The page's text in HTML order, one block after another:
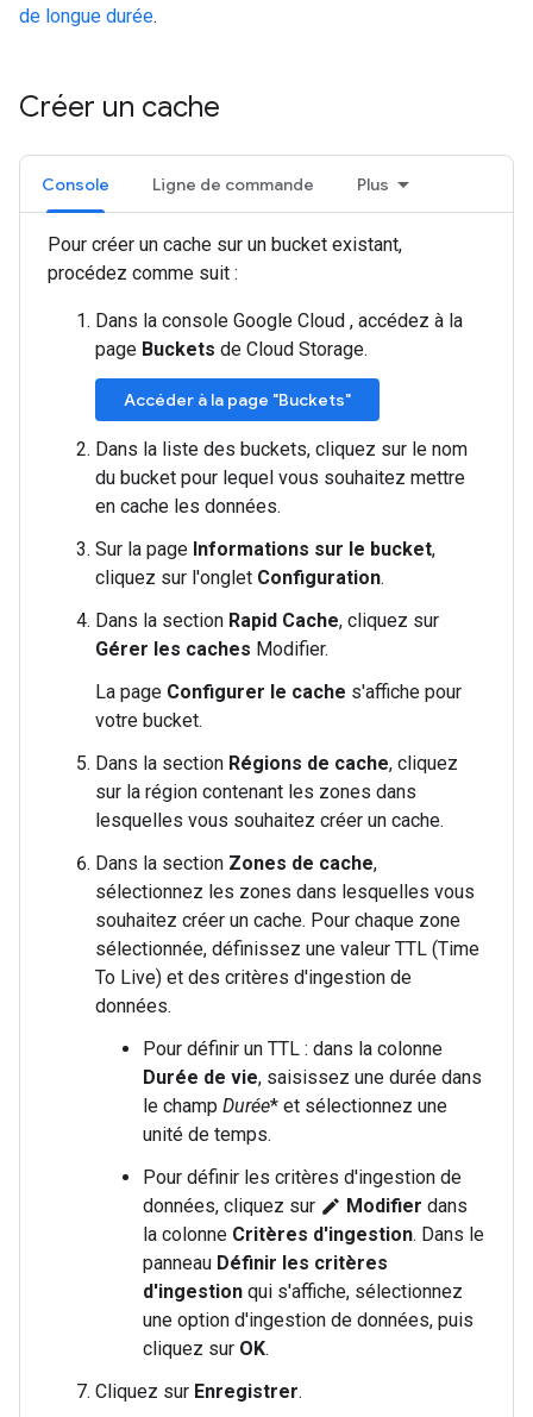
de longue durée.
Créer un cache
Console Ligne de commande Plus
Pour créer un cache sur un bucket existant,
procédez comme suit :
Dans la console Google Cloud , accédez à la
page Buckets de Cloud Storage.
Accéder à la page "Buckets"
Dans la liste des buckets, cliquez sur le nom
du bucket pour lequel vous souhaitez mettre
en cache les données.
Sur la page Informations sur le bucket,
cliquez sur l'onglet Configuration.
Dans la section Rapid Cache, cliquez sur
Gérer les caches Modifier.
La page Configurer le cache s'affiche pour
votre bucket.
Dans la section Régions de cache, cliquez
sur la région contenant les zones dans
lesquelles vous souhaitez créer un cache.
Dans la section Zones de cache,
sélectionnez les zones dans lesquelles vous
souhaitez créer un cache. Pour chaque zone
sélectionnée, définissez une valeur TTL (Time
To Live) et des critères d'ingestion de
données.
Pour définir un TTL : dans la colonne
Durée de vie, saisissez une durée dans
le champ Durée* et sélectionnez une
unité de temps.
Pour définir les critères d'ingestion de
données, cliquez sur edit Modifier dans
la colonne Critères d'ingestion. Dans le
panneau Définir les critères
d'ingestion qui s'affiche, sélectionnez
une option d'ingestion de données, puis
cliquez sur OK.
Cliquez sur Enregistrer.